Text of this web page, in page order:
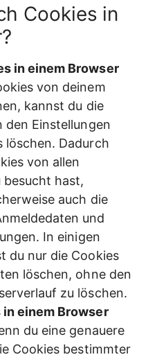
Cookies in
in einem Browser
von deinem
kannst du die
den Einstellungen
löschen. Dadurch
von allen
besucht hast,
auch die
und
In einigen
du nur die Cookies
löschen, ohne den
zu löschen.
einem Browser
du eine genauere
Cookies bestimmter